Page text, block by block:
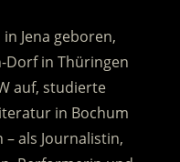
Jena geboren,
Dorf in Thüringen
auf, studierte
in Bochum
als Journalistin,